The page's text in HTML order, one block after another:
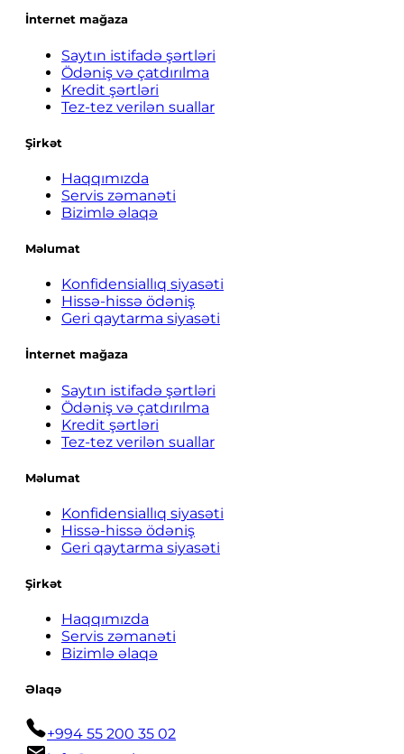
İnternet mağaza
Saytın istifadə şərtləri
Ödəniş və çatdırılma
Kredit şərtləri
Tez-tez verilən suallar
Şirkət
Haqqımızda
Servis zəmanəti
Bizimlə əlaqə
Məlumat
Konfidensiallıq siyasəti
Hissə-hissə ödəniş
Geri qaytarma siyasəti
İnternet mağaza
Saytın istifadə şərtləri
Ödəniş və çatdırılma
Kredit şərtləri
Tez-tez verilən suallar
Məlumat
Konfidensiallıq siyasəti
Hissə-hissə ödəniş
Geri qaytarma siyasəti
Şirkət
Haqqımızda
Servis zəmanəti
Bizimlə əlaqə
Əlaqə
+994 55 200 35 02